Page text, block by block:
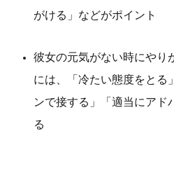
がける」などがポイント
彼女の元気がない時にやり
には、「冷たい態度をとる
ンで接する」「適当にアド
る